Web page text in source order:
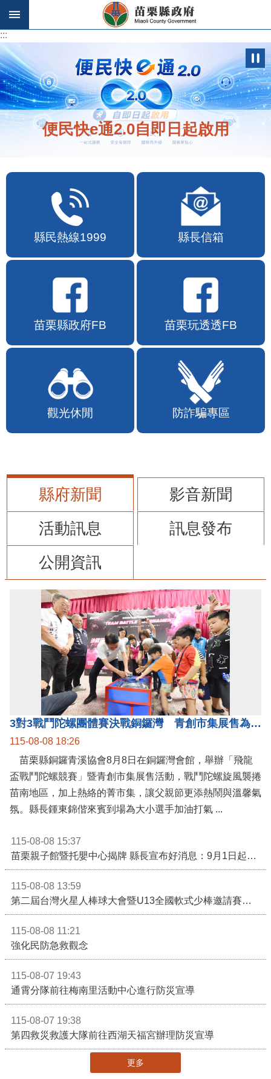
跳到主要內容區塊
:::
:::
便民快e通2.0自即日起啟用
縣民熱線1999 縣長信箱
苗栗縣政府FB 苗栗玩透透FB
觀光休閒 防詐騙專區
縣府新聞
影音新聞
活動訊息
訊息發布
公開資訊
3對3戰鬥陀螺團體賽決戰銅鑼灣 青創市集展售為父親節增添繽紛
115-08-08 18:26
苗栗縣銅鑼青溪協會8月8日在銅鑼灣會館，舉辦「飛龍
盃戰鬥陀螺競賽」暨青創市集展售活動，戰鬥陀螺旋風襲捲
苗南地區，加上熱絡的菁市集，讓父親節更添熱鬧與溫馨氣
氛。縣長鍾東錦偕來賓到場為大小選手加油打氣 ...
115-08-08 15:37
苗栗親子館暨托嬰中心揭牌 縣長宣布好消息：9月1日起調降臨時托嬰費用
115-08-08 13:59
第二屆台灣火星人棒球大會暨U13全國軟式少棒邀請賽在苗栗舉辦
115-08-08 11:21
強化民防急救觀念
115-08-07 19:43
通霄分隊前往梅南里活動中心進行防災宣導
115-08-07 19:38
第四救災救護大隊前往西湖天福宮辦理防災宣導
更多